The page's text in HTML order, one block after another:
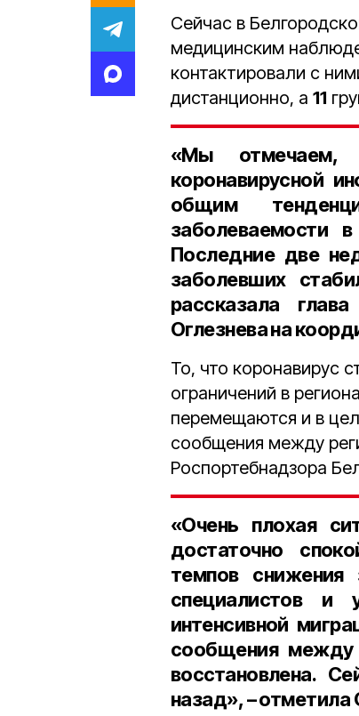
Сейчас в
медицинским
контактировали с
дистанционно, а 11
«Мы отмечаем,
коронавирусной
общим
заболеваемости
Последние две
заболевших
рассказала
Оглезнева на
То, что коронавирус
ограничений в
перемещаются и в
сообщения между
Роспортебнадзора
«Очень плохая
достаточно
темпов снижения
специалистов
интенсивной
сообщения между
восстановлена.
назад», – отметила